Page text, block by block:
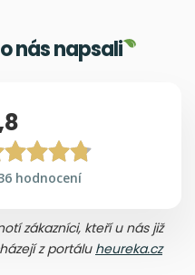
nás napsali
hodnocení
zákazníci, kteří u nás již
z portálu heureka.cz